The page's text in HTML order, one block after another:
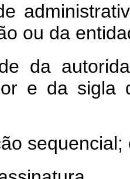
ou da
da
e da
sequencial;